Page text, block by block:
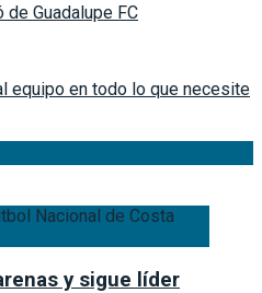
Guadalupe FC
equipo en todo lo que necesite
Nacional de Costa
y sigue líder